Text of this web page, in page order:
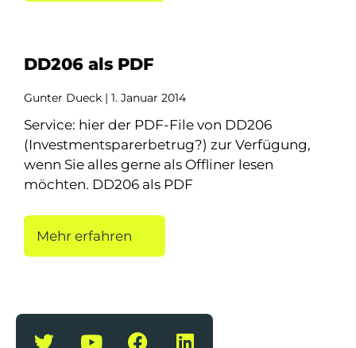
DD206 als PDF
Gunter Dueck 1. Januar 2014
Service: hier der PDF-File von DD206
(Investmentsparerbetrug?) zur Verfügung,
wenn Sie alles gerne als Offliner lesen
möchten. DD206 als PDF
Mehr erfahren